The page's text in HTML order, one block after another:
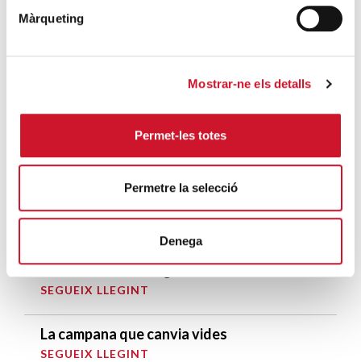
Màrqueting
Mostrar-ne els detalls
Permet-les totes
Permetre la selecció
Denega
Pensar a través de l’objectiu
SEGUEIX LLEGINT
Càritas expressa la seva preocupació per
la situació a Ceuta i fa una crida a la
protecció de la dignitat humana
SEGUEIX LLEGINT
4.100 persones en el dispositiu
extraordinari de regularització
SEGUEIX LLEGINT
La campana que canvia vides
SEGUEIX LLEGINT